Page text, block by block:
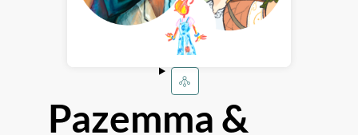
Pazemma &